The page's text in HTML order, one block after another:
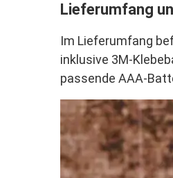
Lieferumfang
Im Lieferumfang
inklusive 3M-
passende AAA-